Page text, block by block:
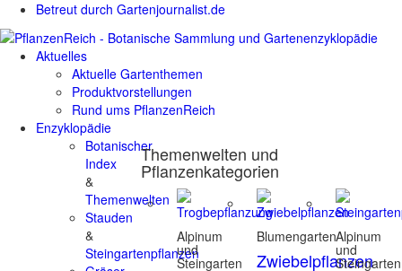
Betreut durch Gartenjournalist.de
Aktuelles
Aktuelle Gartenthemen
Produktvorstellungen
Rund ums PflanzenReich
Enzyklopädie
Botanischer
Index
&
Themenwelten
Stauden
&
Steingartenpflanzen
Themenwelten und
Pflanzenkategorien
Alpinum
und
Steingarten
Blumengarten
Zwiebelpflanzen
Alpinum
und
Steingarten